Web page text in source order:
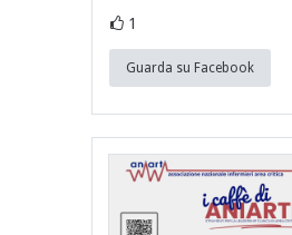
1
Guarda su Facebook